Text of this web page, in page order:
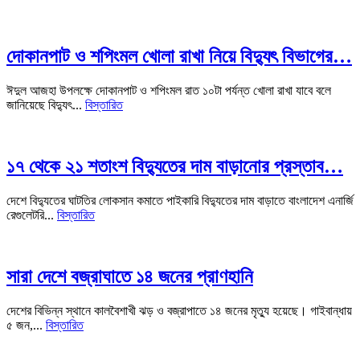
দোকানপাট ও শপিংমল খোলা রাখা নিয়ে বিদ্যুৎ বিভাগের…
ঈদুল আজহা উপলক্ষে দোকানপাট ও শপিংমল রাত ১০টা পর্যন্ত খোলা রাখা যাবে বলে
জানিয়েছে বিদ্যুৎ... বিস্তারিত
১৭ থেকে ২১ শতাংশ বিদ্যুতের দাম বাড়ানোর প্রস্তাব…
দেশে বিদ্যুতের ঘাটতির লোকসান কমাতে পাইকারি বিদ্যুতের দাম বাড়াতে বাংলাদেশ এনার্জি
রেগুলেটরি... বিস্তারিত
সারা দেশে বজ্রাঘাতে ১৪ জনের প্রাণহানি
দেশের বিভিন্ন স্থানে কালবৈশাখী ঝড় ও বজ্রাপাতে ১৪ জনের মৃত্যু হয়েছে। গাইবান্ধায়
৫ জন,... বিস্তারিত